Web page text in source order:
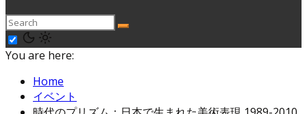
You are here:
Home
イベント